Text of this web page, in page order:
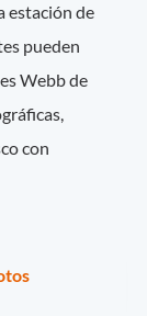
estación de
pueden
Webb de
con